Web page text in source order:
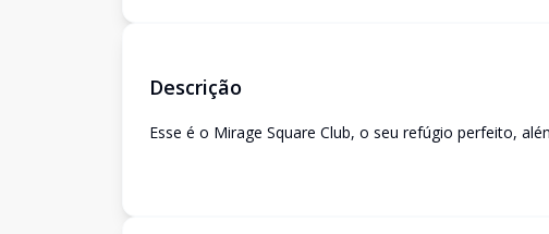
Descrição
Esse é o Mirage Square Club, o seu refúgio perfeito,